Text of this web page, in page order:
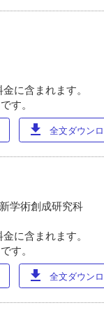
に含まれます。
す。
download 全文ダウン
学術創成研究科
に含まれます。
す。
download 全文ダウン